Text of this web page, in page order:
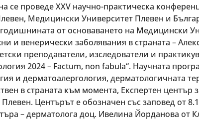
се проведе XXV научно-практическа
Медицински Университет Плевен и
от основаването на Медицински
и венерически заболявания в страната –
преподаватели, изследователи и
2024 – Factum, non fabula“. Научната
и дерматоалергология, дерматологичната
в страната към момента, Експертен център
Центърът е обозначен със заповед от
– дерматолога доц. Ивелина Йорданова от